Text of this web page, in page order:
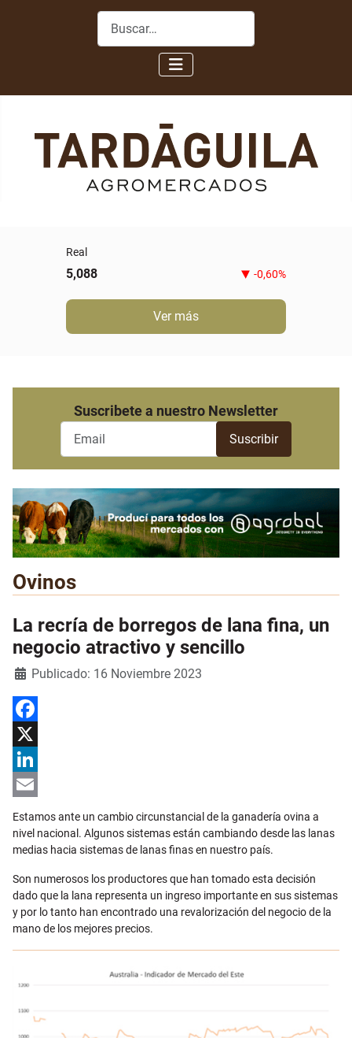
Buscar
Novillo gordo especial
5,80 0,00%
Ver más
Suscribete a nuestro Newsletter
Ovinos
La recría de borregos de lana fina, un
negocio atractivo y sencillo
DetallesPublicado: 16 Noviembre 2023
Facebook
X
LinkedIn
Estamos ante un cambio circunstancial de la ganadería ovina a
nivel nacional. Algunos sistemas están cambiando desde las lanas
medias hacia sistemas de lanas finas en nuestro país.
Son numerosos los productores que han tomado esta decisión
dado que la lana representa un ingreso importante en sus sistemas
y por lo tanto han encontrado una revalorización del negocio de la
mano de los mejores precios.